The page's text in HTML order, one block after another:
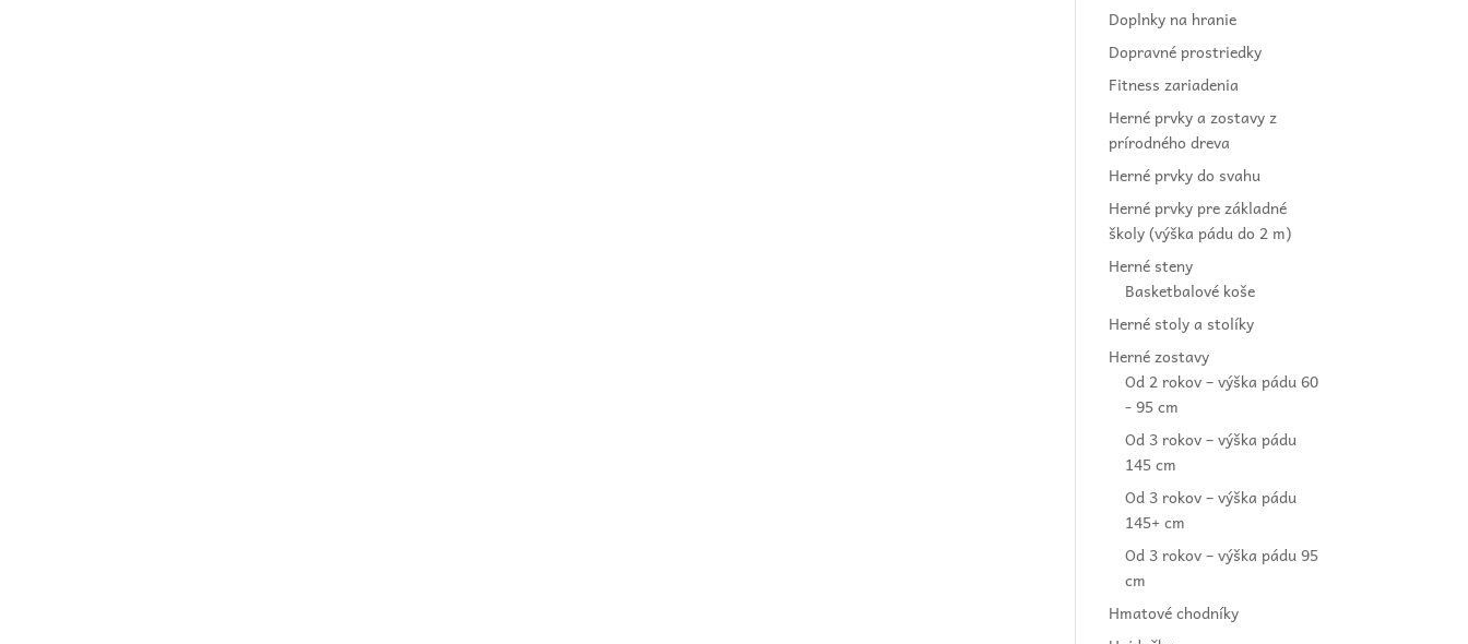
Doplnky na hranie
Dopravné prostriedky
Fitness zariadenia
Herné prvky a zostavy z
prírodného dreva
Herné prvky do svahu
Herné prvky pre základné
školy (výška pádu do 2 m)
Herné steny
Basketbalové koše
Herné stoly a stolíky
Herné zostavy
Od 2 rokov – výška pádu 60
- 95 cm
Od 3 rokov – výška pádu
145 cm
Od 3 rokov – výška pádu
145+ cm
Od 3 rokov – výška pádu 95
cm
Hmatové chodníky